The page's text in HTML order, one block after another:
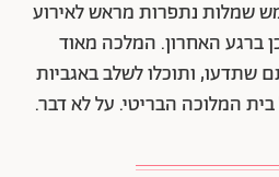
שמלות נתפרות מראש לאירוע
ברגע האחרון. המלכה מאוד
שתדעו, ותוכלו לשלב באגביות
המלוכה הבריטי. על לא דבר.